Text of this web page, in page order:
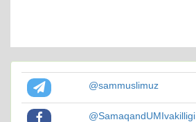
@sammuslimuz
@SamaqandUMIvakilligi